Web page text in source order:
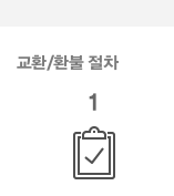
교환/환불 절차
1